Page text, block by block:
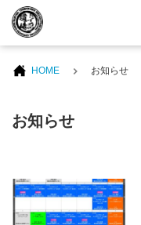
HOME お知らせ
お知らせ